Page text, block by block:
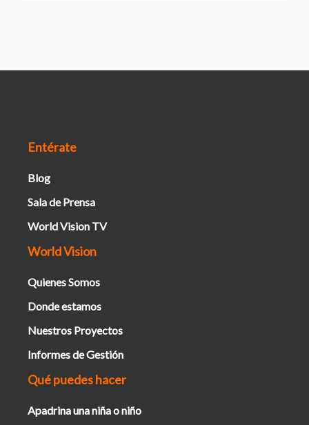
Entérate
Blog
Sala de Prensa
World Vision TV
World Vision
Quienes Somos
Donde estamos
Nuestros Proyectos
Informes de Gestión
Qué puedes hacer
Apadrina una niña o niño